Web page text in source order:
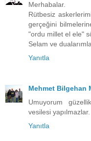
Merhabalar.
Rütbesiz
gerçeğini
"ordu millet el ele"
Selam ve dualarımla.
Yanıtla
Mehmet Bilgehan
Umuyorum
vesilesi yapılmazlar.
Yanıtla